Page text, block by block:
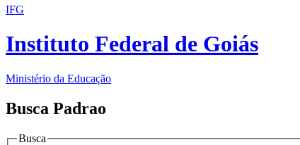
IFG
Instituto Federal de Goiás
Ministério da Educação
Busca Padrao
Busca